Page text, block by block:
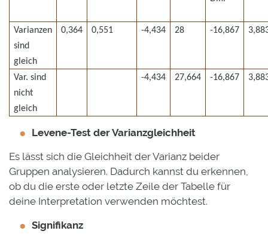
Varianzen
sind
gleich
0,364 0,551 -4,434 28 -16,867
Var. sind
nicht
gleich
-4,434 27,664 -16,867
Levene-Test der Varianzgleichheit
Es lässt sich die Gleichheit der Varianz beider
Gruppen analysieren. Dadurch kannst du erkennen,
ob du die erste oder letzte Zeile der Tabelle für
deine Interpretation verwenden möchtest.
Signifikanz